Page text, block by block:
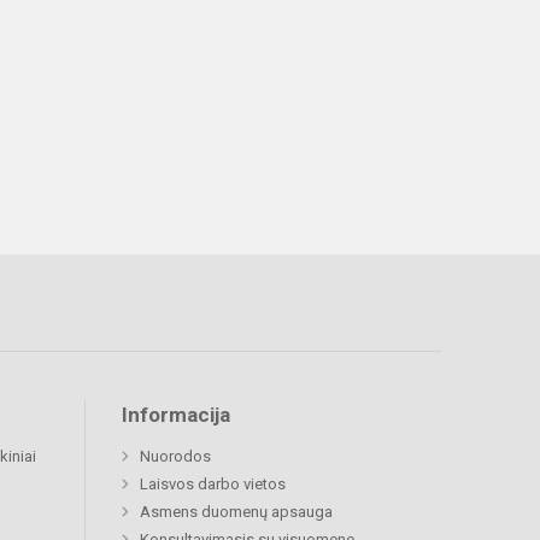
Informacija
Nuorodos
Laisvos darbo vietos
Asmens duomenų apsauga